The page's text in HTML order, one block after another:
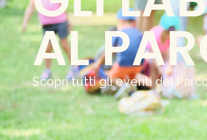
AL
Scopri tutti gli eventi del